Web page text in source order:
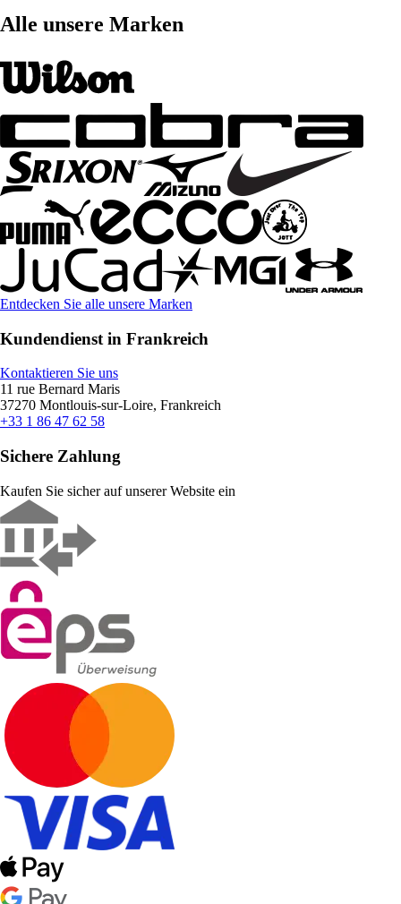
Alle unsere Marken
Entdecken Sie alle unsere Marken
Kundendienst in Frankreich
Kontaktieren Sie uns
11 rue Bernard Maris
37270 Montlouis-sur-Loire, Frankreich
+33 1 86 47 62 58
Sichere Zahlung
Kaufen Sie sicher auf unserer Website ein